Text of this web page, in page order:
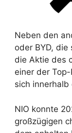
Neben den
oder BYD,
die Aktie des
einer der
sich
NIO konnte
großzügigen